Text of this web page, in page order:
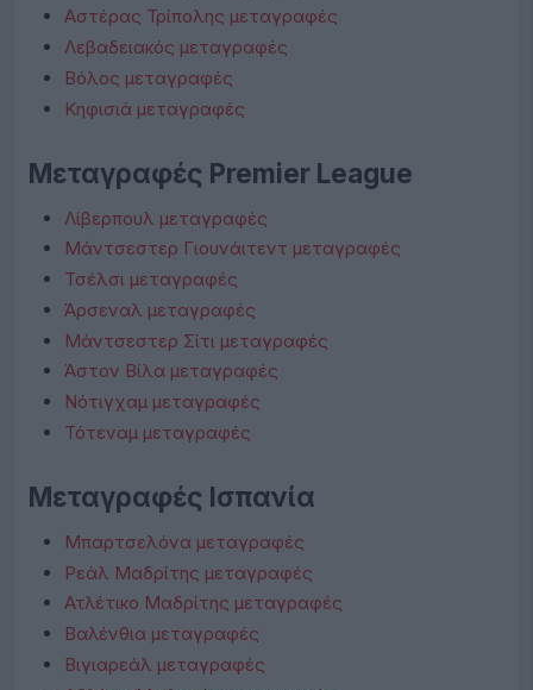
Αστέρας Τρίπολης μεταγραφές
Λεβαδειακός μεταγραφές
Βόλος μεταγραφές
Κηφισιά μεταγραφές
Μεταγραφές Premier League
Λίβερπουλ μεταγραφές
Μάντσεστερ Γιουνάιτεντ μεταγραφές
Τσέλσι μεταγραφές
Άρσεναλ μεταγραφές
Μάντσεστερ Σίτι μεταγραφές
Άστον Βίλα μεταγραφές
Νότιγχαμ μεταγραφές
Τότεναμ μεταγραφές
Μεταγραφές Ισπανία
Μπαρτσελόνα μεταγραφές
Ρεάλ Μαδρίτης μεταγραφές
Ατλέτικο Μαδρίτης μεταγραφές
Βαλένθια μεταγραφές
Βιγιαρεάλ μεταγραφές